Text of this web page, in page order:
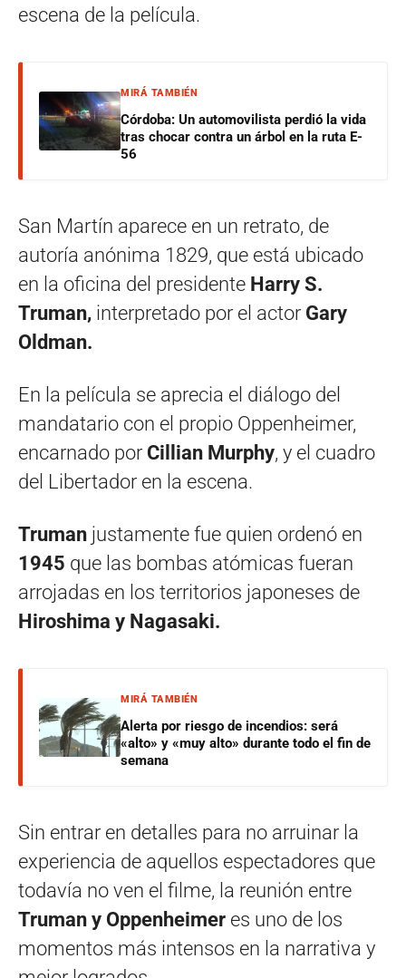
escena de la película.
MIRÁ TAMBIÉN
Córdoba: Un automovilista perdió la vida
tras chocar contra un árbol en la ruta E-
56
San Martín aparece en un retrato, de
autoría anónima 1829, que está ubicado
en la oficina del presidente Harry S.
Truman, interpretado por el actor Gary
Oldman.
En la película se aprecia el diálogo del
mandatario con el propio Oppenheimer,
encarnado por Cillian Murphy, y el cuadro
del Libertador en la escena.
Truman justamente fue quien ordenó en
1945 que las bombas atómicas fueran
arrojadas en los territorios japoneses de
Hiroshima y Nagasaki.
MIRÁ TAMBIÉN
Alerta por riesgo de incendios: será
«alto» y «muy alto» durante todo el fin de
semana
Sin entrar en detalles para no arruinar la
experiencia de aquellos espectadores que
todavía no ven el filme, la reunión entre
Truman y Oppenheimer es uno de los
momentos más intensos en la narrativa y